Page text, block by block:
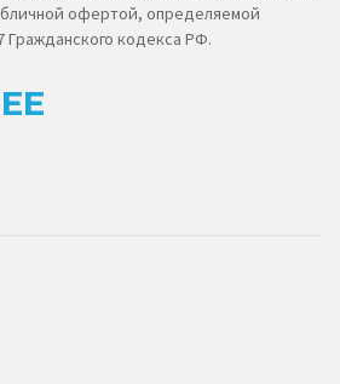
офертой, определяемой
Гражданского кодекса РФ.